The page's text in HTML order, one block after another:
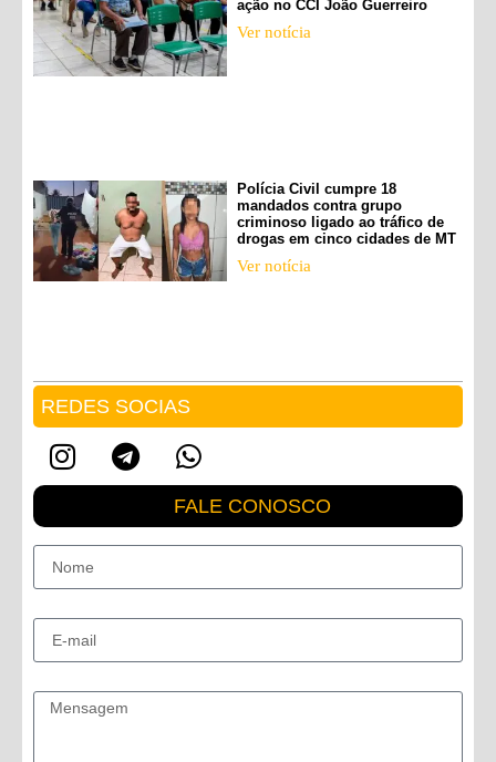
ação no CCI João Guerreiro
Ver notícia
Polícia Civil cumpre 18
mandados contra grupo
criminoso ligado ao tráfico de
drogas em cinco cidades de MT
Ver notícia
REDES SOCIAS
FALE CONOSCO